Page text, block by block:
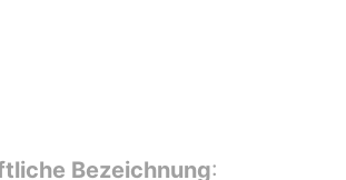
Bezeichnung: